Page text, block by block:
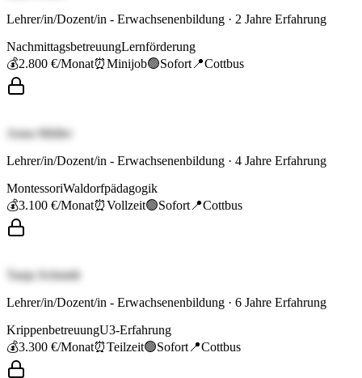
Lehrer/in/Dozent/in - Erwachsenenbildung · 2 Jahre Erfahrung
NachmittagsbetreuungLernförderung
💰2.800 €/Monat⏰Minijob🟢Sofort 📍Cottbus
Anna Müller
Lehrer/in/Dozent/in - Erwachsenenbildung · 4 Jahre Erfahrung
MontessoriWaldorfpädagogik
💰3.100 €/Monat⏰Vollzeit🟢Sofort 📍Cottbus
Tanja Schmidt
Lehrer/in/Dozent/in - Erwachsenenbildung · 6 Jahre Erfahrung
KrippenbetreuungU3-Erfahrung
💰3.300 €/Monat⏰Teilzeit🟢Sofort 📍Cottbus